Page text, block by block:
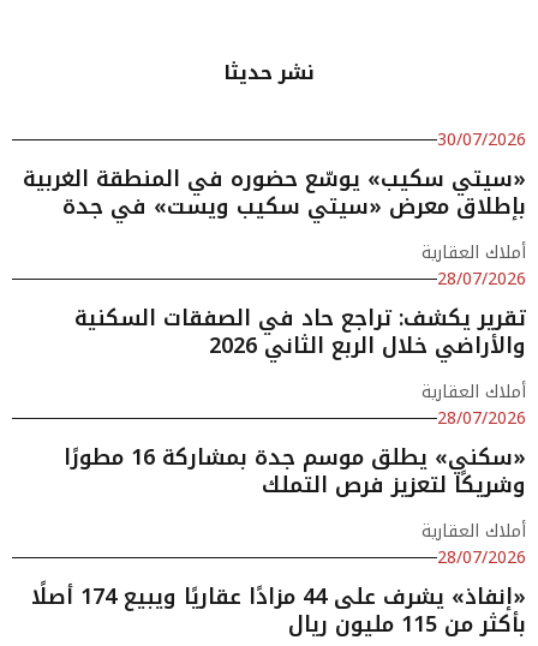
نشر حديثا
30/07/2026
«سيتي سكيب» يوسّع حضوره في المنطقة الغربية
بإطلاق معرض «سيتي سكيب ويست» في جدة
أملاك العقارية
28/07/2026
تقرير يكشف: تراجع حاد في الصفقات السكنية
والأراضي خلال الربع الثاني 2026
أملاك العقارية
28/07/2026
«سكني» يطلق موسم جدة بمشاركة 16 مطورًا
وشريكًا لتعزيز فرص التملك
أملاك العقارية
28/07/2026
«إنفاذ» يشرف على 44 مزادًا عقاريًا ويبيع 174 أصلًا
بأكثر من 115 مليون ريال